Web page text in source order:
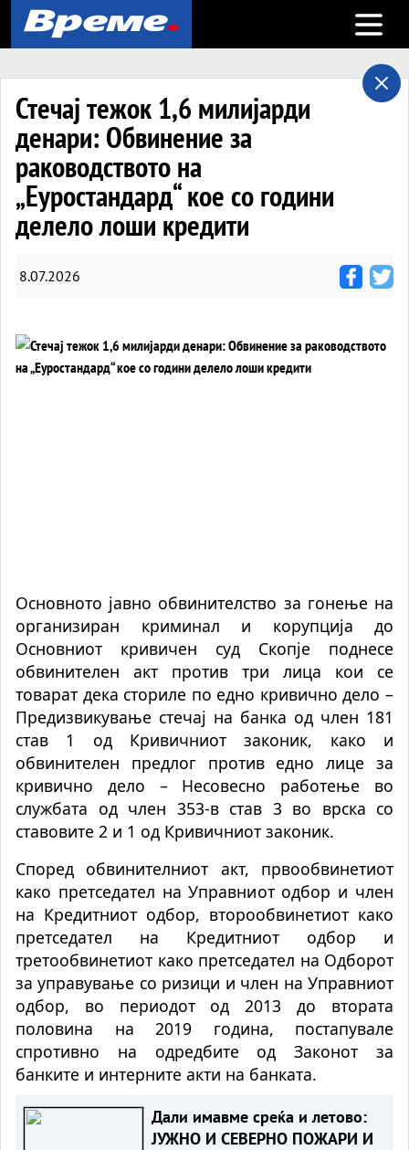
Open
Стечај тежок 1,6 милијарди
денари: Обвинение за
раководството на
„Еуростандард“ кое со години
делело лоши кредити
8.07.2026
Основното јавно обвинителство за гонење на
организиран криминал и корупција до
Основниот кривичен суд Скопје поднесе
обвинителен акт против три лица кои се
товарат дека сториле по едно кривично дело –
Предизвикување стечај на банка од член 181
став 1 од Кривичниот законик, како и
обвинителен предлог против едно лице за
кривично дело – Несовесно работење во
службата од член 353-в став 3 во врска со
ставовите 2 и 1 од Кривичниот законик.
Според обвинителниот акт, првообвинетиот
како претседател на Управниот одбор и член
на Кредитниот одбор, второобвинетиот како
претседател на Кредитниот одбор и
третообвинетиот како претседател на Одборот
за управување со ризици и член на Управниот
одбор, во периодот од 2013 до втората
половина на 2019 година, постапувале
спротивно на одредбите од Законот за
банките и интерните акти на банката.
Дали имавме среќа и летово:
ЈУЖНО И СЕВEРНО ПОЖАРИ И